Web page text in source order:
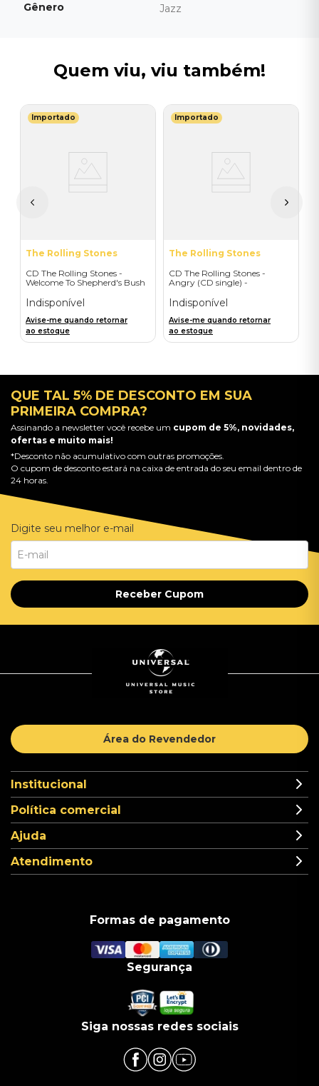
Gênero Jazz
Quem viu, viu também!
Importado
The Rolling Stones
CD The Rolling Stones -
Welcome To Shepherd's Bush
Indisponível
Avise-me quando retornar
ao estoque
Importado
The Rolling Stones
CD The Rolling Stones -
Angry (CD single) -
Indisponível
Avise-me quando retornar
ao estoque
QUE TAL 5% DE DESCONTO EM SUA
PRIMEIRA COMPRA?
Assinando a newsletter você recebe um cupom de 5%, novidades,
ofertas e muito mais!
*Desconto não acumulativo com outras promoções.
O cupom de desconto estará na caixa de entrada do seu email dentro de
24 horas.
Digite seu melhor e-mail
Receber Cupom
Área do Revendedor
Institucional
Política comercial
Ajuda
Atendimento
Formas de pagamento
Segurança
Siga nossas redes sociais